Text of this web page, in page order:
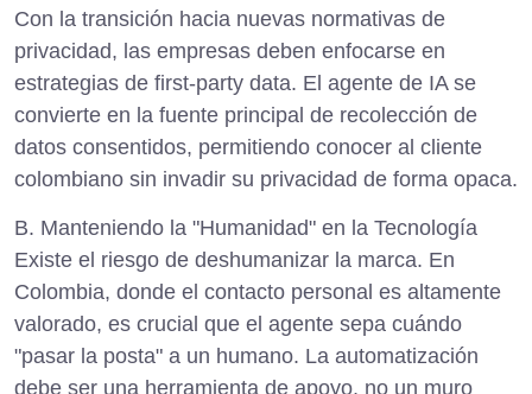
Con la transición hacia nuevas normativas de
privacidad, las empresas deben enfocarse en
estrategias de first-party data. El agente de IA se
convierte en la fuente principal de recolección de
datos consentidos, permitiendo conocer al cliente
colombiano sin invadir su privacidad de forma opaca.
B. Manteniendo la "Humanidad" en la Tecnología
Existe el riesgo de deshumanizar la marca. En
Colombia, donde el contacto personal es altamente
valorado, es crucial que el agente sepa cuándo
"pasar la posta" a un humano. La automatización
debe ser una herramienta de apoyo, no un muro